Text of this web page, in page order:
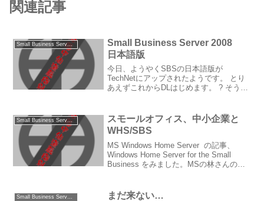
関連記事
Small Business Server 2003/2008
Small Business Server 2008
日本語版
今日、ようやくSBSの日本語版が
TechNetにアップされたようです。 とり
あえずこれからDLはじめます。 ? そうい
予定と回答を頂いていたのですが、...
Small Business Server 2003/2008
スモールオフィス、中小企業と
WHS/SBS
MS Windows Home Server の記事、
Windows Home Server for the Small
Business をみました。MSの林さんのブ
まだ来ない…